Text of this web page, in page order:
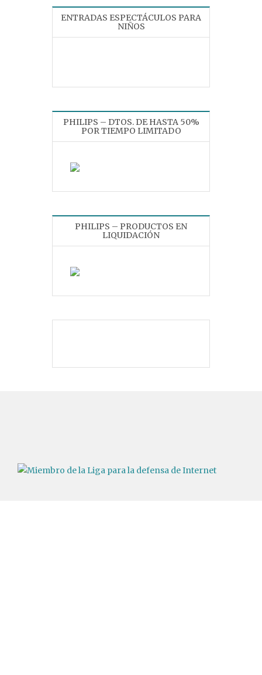
ENTRADAS ESPECTÁCULOS PARA
NIÑOS
PHILIPS – DTOS. DE HASTA 50%
POR TIEMPO LIMITADO
PHILIPS – PRODUCTOS EN
LIQUIDACIÓN